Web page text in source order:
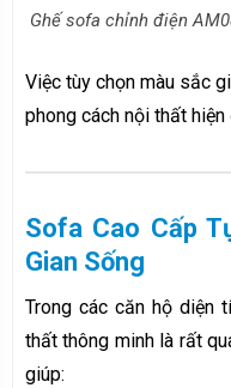
Ghế sofa chỉnh điện
Việc tùy chọn màu sắc
phong cách nội thất
Sofa Cao Cấp
Gian Sống
Trong các căn hộ diện
thất thông minh là rất
giúp: